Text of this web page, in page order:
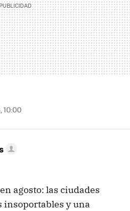
10:00
agosto: las ciudades
insoportables y una